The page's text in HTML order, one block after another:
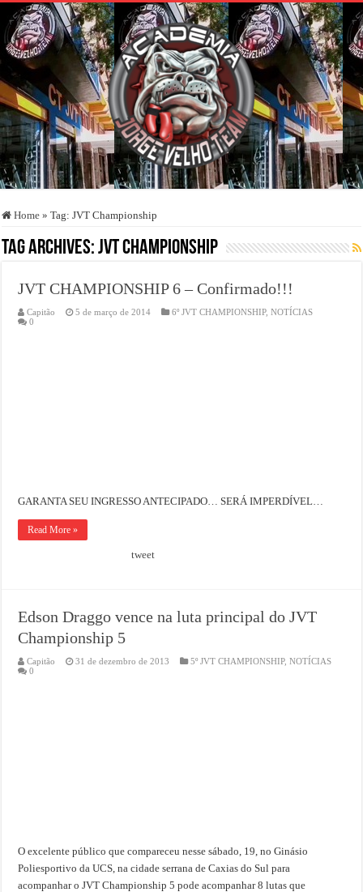
Home » Tag:JVT Championship
Tag Archives:JVT Championship
JVT CHAMPIONSHIP 6 – Confirmado!!!
Capitão 5 de março de 2014 6º JVT CHAMPIONSHIP,NOTÍCIAS
0
GARANTA SEU INGRESSO ANTECIPADO… SERÁ IMPERDÍVEL…
Read More »
tweet
Edson Draggo vence na luta principal do JVT
Championship 5
Capitão 31 de dezembro de 2013 5º JVT CHAMPIONSHIP,NOTÍCIAS
0
O excelente público que compareceu nesse sábado, 19, no Ginásio
Poliesportivo da UCS, na cidade serrana de Caxias do Sul para
acompanhar o JVT Championship 5 pode acompanhar 8 lutas que